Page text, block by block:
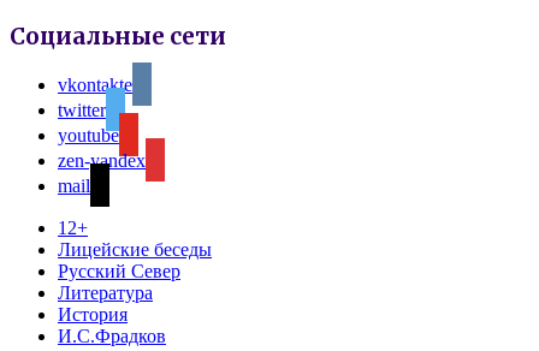
Социальные сети
vkontakte
twitter
youtube
zen-yandex
mail
12+
Лицейские беседы
Русский Север
Литература
История
И.С.Фрадков